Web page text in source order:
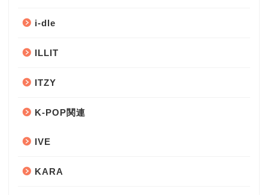
i-dle
ILLIT
ITZY
K-POP関連
IVE
KARA